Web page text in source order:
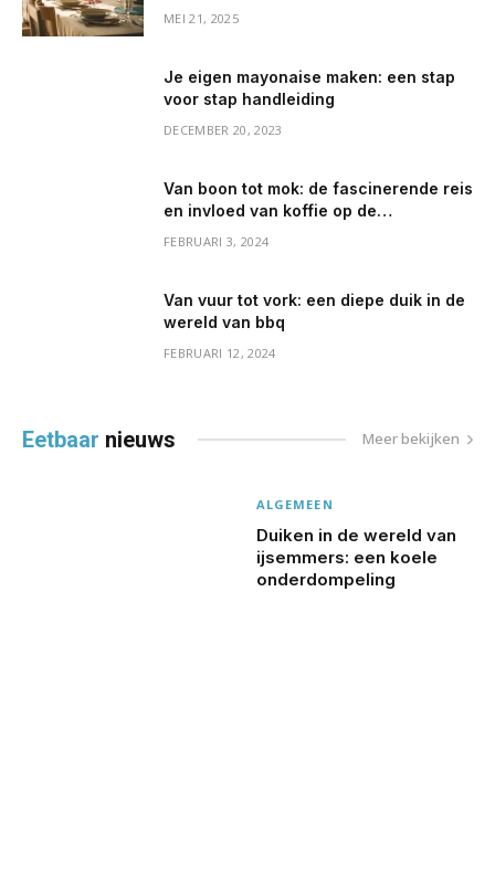
MEI 21, 2025
Je eigen mayonaise maken: een stap
voor stap handleiding
DECEMBER 20, 2023
Van boon tot mok: de fascinerende reis
en invloed van koffie op de
FEBRUARI 3, 2024
Van vuur tot vork: een diepe duik in de
wereld van bbq
FEBRUARI 12, 2024
Eetbaar nieuws Meer bekijken
ALGEMEEN
Duiken in de wereld van
ijsemmers: een koele
onderdompeling